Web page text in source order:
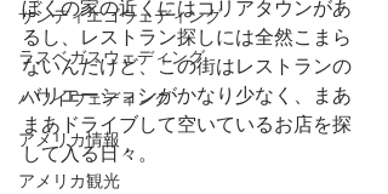
サンディエゴウェディング
ラスベガスウェディング
ハワイウェディング
アメリカ情報
アメリカ観光
ぼくの家の近くにはコリアタウンがあ
るし、レストラン探しには全然こまら
ないんだけど、この街はレストランの
バリエーションがかなり少なく、まあ
まあドライブして空いているお店を探
して入る日々。